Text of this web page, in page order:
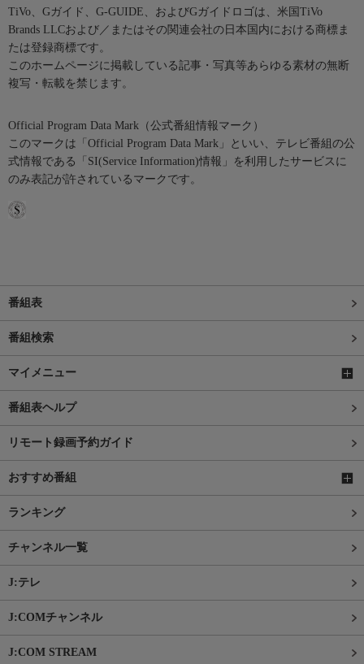
TiVo、Gガイド、G-GUIDE、およびGガイドロゴは、米国TiVo
Brands LLCおよび／またはその関連会社の日本国内における商標ま
たは登録商標です。
このホームページに掲載している記事・写真等あらゆる素材の無断
複写・転載を禁じます。
Official Program Data Mark（公式番組情報マーク）
このマークは「Official Program Data Mark」といい、テレビ番組の公
式情報である「SI(Service Information)情報」を利用したサービスに
のみ表記が許されているマークです。
番組表
番組検索
マイメニュー
番組表ヘルプ
リモート録画予約ガイド
おすすめ番組
ランキング
チャンネル一覧
J:テレ
J:COMチャンネル
J:COM STREAM